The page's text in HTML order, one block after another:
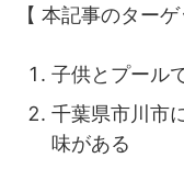
【 本記事のターゲ
子供とプール
千葉県市川市
味がある